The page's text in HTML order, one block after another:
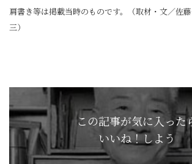
肩書き等は掲載当時のものです。（取材・文／佐
三）
この記事が気に入った
いいね！しよう